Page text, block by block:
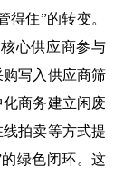
得住”的转变。
心供应商参与
写入供应商筛
商务建立闲废
拍卖等方式提
绿色闭环。这